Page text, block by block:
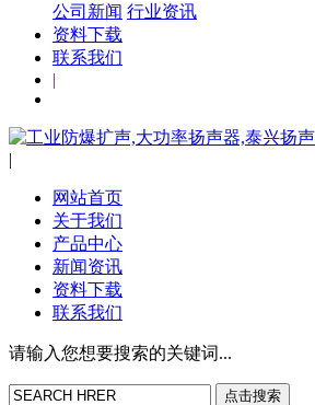
公司新闻 行业资讯
资料下载
联系我们
|
|
网站首页
关于我们
产品中心
新闻资讯
资料下载
联系我们
请输入您想要搜索的关键词...
点击搜索